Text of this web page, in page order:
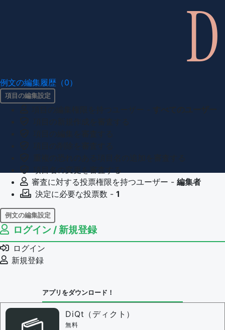
例文の編集履歴（0）
項目の編集設定
審査に対する投票権限を持つユーザー - 編集者
決定に必要な投票数 - 1
例文の編集設定
例文の編集権限を持つユーザー -
例文の削除を審査する
審査に対する投票権限を持つユーザー -
決定に必要な投票数 -
問題の編集権限を持つユーザー -すべてのユーザー
審査に対する投票権限を持つユーザー -
決定に必要な投票数 -
ログイン / 新規登録
ログイン
新規登録
アプリをダウンロード！
DiQt（ディクト）
無料